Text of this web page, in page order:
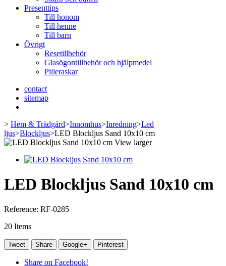
Presenttips
Till honom
Till henne
Till barn
Övrigt
Resetillbehör
Glasögontillbehör och hjälpmedel
Pilleraskar
contact
sitemap
> Hem & Trädgård>Innomhus>Inredning>Led
ljus>Blockljus>LED Blockljus Sand 10x10 cm
View larger
LED Blockljus Sand 10x10 cm
Reference: RF-0285
20 Items
Tweet Share Google+ Pinterest
Share on Facebook!